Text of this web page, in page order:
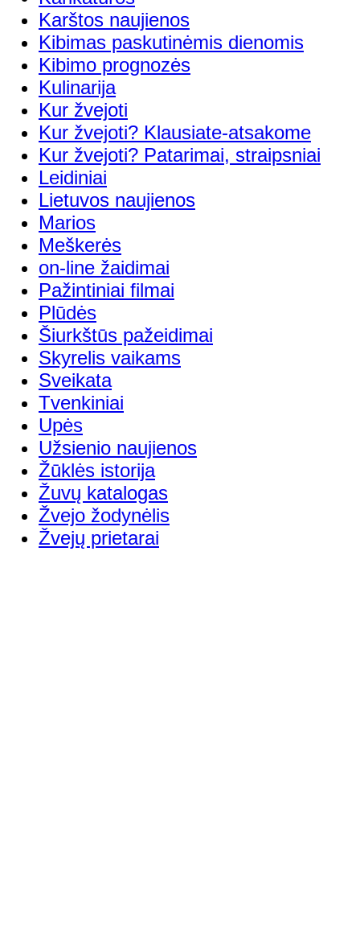
Karštos naujienos
Kibimas paskutinėmis dienomis
Kibimo prognozės
Kulinarija
Kur žvejoti
Kur žvejoti? Klausiate-atsakome
Kur žvejoti? Patarimai, straipsniai
Leidiniai
Lietuvos naujienos
Marios
Meškerės
on-line žaidimai
Pažintiniai filmai
Plūdės
Šiurkštūs pažeidimai
Skyrelis vaikams
Sveikata
Tvenkiniai
Upės
Užsienio naujienos
Žūklės istorija
Žuvų katalogas
Žvejo žodynėlis
Žvejų prietarai